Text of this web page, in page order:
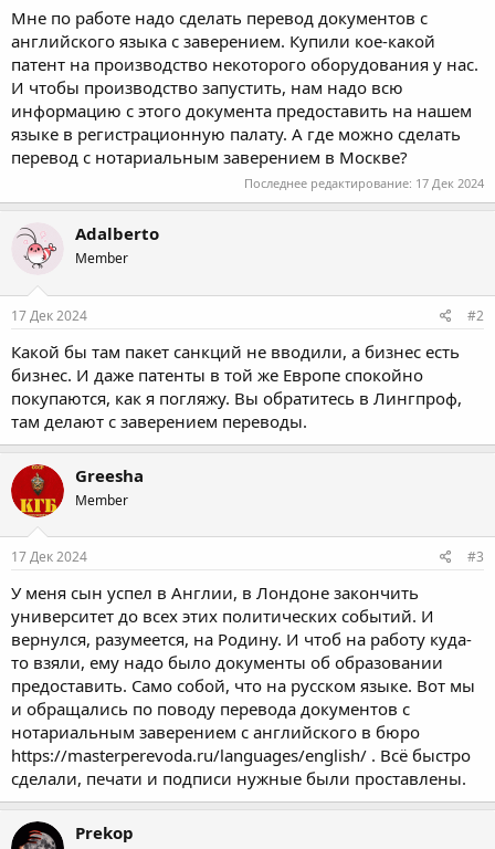
ы
л
Мне по работе надо сделать перевод документов с
английского языка с заверением. Купили кое-какой
патент на производство некоторого оборудования у нас.
И чтобы производство запустить, нам надо всю
информацию с этого документа предоставить на нашем
языке в регистрационную палату. А где можно сделать
перевод с нотариальным заверением в Москве?
Последнее редактирование: 17 Дек 2024
Adalberto
Member
17 Дек 2024 #2
Какой бы там пакет санкций не вводили, а бизнес есть
бизнес. И даже патенты в той же Европе спокойно
покупаются, как я погляжу. Вы обратитесь в Лингпроф,
там делают с заверением переводы.
Greesha
Member
17 Дек 2024 #3
У меня сын успел в Англии, в Лондоне закончить
университет до всех этих политических событий. И
вернулся, разумеется, на Родину. И чтоб на работу куда-
то взяли, ему надо было документы об образовании
предоставить. Само собой, что на русском языке. Вот мы
и обращались по поводу перевода документов с
нотариальным заверением с английского в бюро
https://masterperevoda.ru/languages/english/ . Всё быстро
сделали, печати и подписи нужные были проставлены.
Prekop